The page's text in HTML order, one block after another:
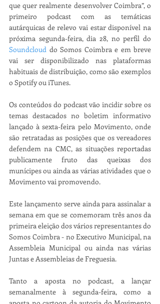
que quer realmente desenvolver Coimbra”, o
primeiro podcast com as temáticas
autárquicas de relevo vai estar disponível na
Soundcloud do Somos Coimbra e em breve
vai ser disponibilizado nas plataformas
habituais de distribuição, como são exemplos
o Spotify ou iTunes.
Os conteúdos do podcast vão incidir sobre os
temas destacados no boletim informativo
lançado à sexta-feira pelo Movimento, onde
são retratadas as posições que os vereadores
defendem na CMC, as situações reportadas
publicamente fruto das queixas dos
munícipes ou ainda as várias atividades que o
Movimento vai promovendo.
Este lançamento serve ainda para assinalar a
semana em que se comemoram três anos da
primeira eleição dos vários representantes do
Somos Coimbra - no Executivo Municipal, na
Assembleia Municipal ou ainda nas várias
Juntas e Assembleias de Freguesia.
Tanto a aposta no podcast, a lançar
semanalmente à segunda-feira, como a